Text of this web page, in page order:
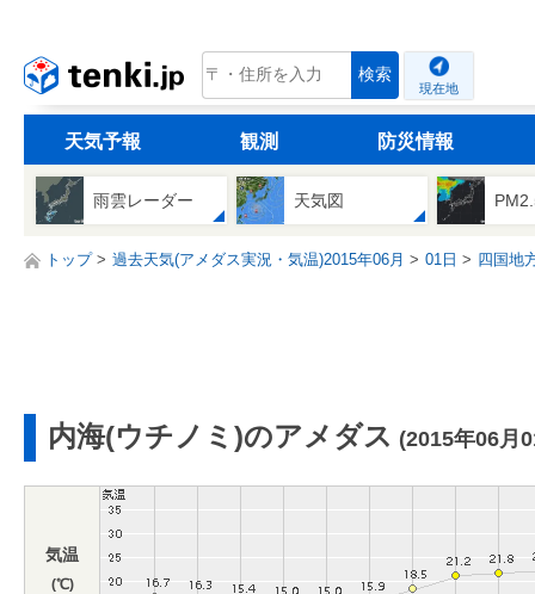
tenki.jp 検索
現在地
天気予報 観測 防災情報
雨雲レーダー 天気図
トップ 過去天気(アメダス実況・気温)2015年06月 01日 四国地
内海(ウチノミ)のアメダス (2015年06月
気温
(℃)